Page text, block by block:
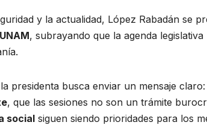
y la actualidad, López Rabadán se
UNAM, subrayando que la agenda
presidenta busca enviar un mensaje
, que las sesiones no son un trámite
social siguen siendo prioridades para los